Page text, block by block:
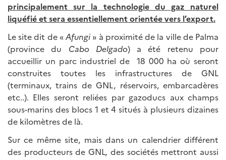
principalement sur la technologie du gaz naturel
liquéfié et sera essentiellement orientée vers l’export.
Le site dit de «Afungi » à proximité de la ville de Palma
(province du Cabo Delgado) a été retenu pour
accueillir un parc industriel de 18 000 ha où seront
construites toutes les infrastructures de GNL
(terminaux, trains de GNL, réservoirs, embarcadères
etc..). Elles seront reliées par gazoducs aux champs
sous-marins des blocs 1 et 4 situés à plusieurs dizaines
de kilomètres de là.
Sur ce même site, mais dans un calendrier différent
des producteurs de GNL, des sociétés mettront aussi